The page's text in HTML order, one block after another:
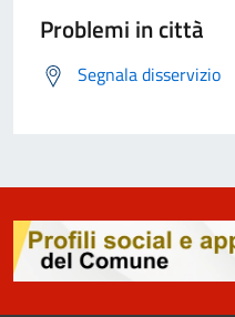
Problemi in città
Segnala disservizio